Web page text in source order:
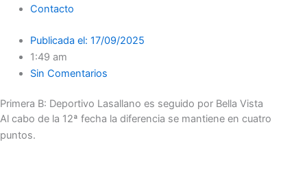
Contacto
Publicada el: 17/09/2025
1:49 am
Sin Comentarios
Primera B: Deportivo Lasallano es seguido por Bella Vista
Al cabo de la 12ª fecha la diferencia se mantiene en cuatro
puntos.